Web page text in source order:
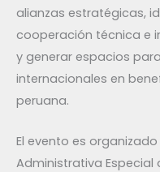
alianzas estratégicas,
cooperación técnica e
y generar espacios
internacionales en
peruana.
El evento es
Administrativa Especial